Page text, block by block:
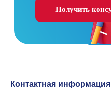
Контактная информация